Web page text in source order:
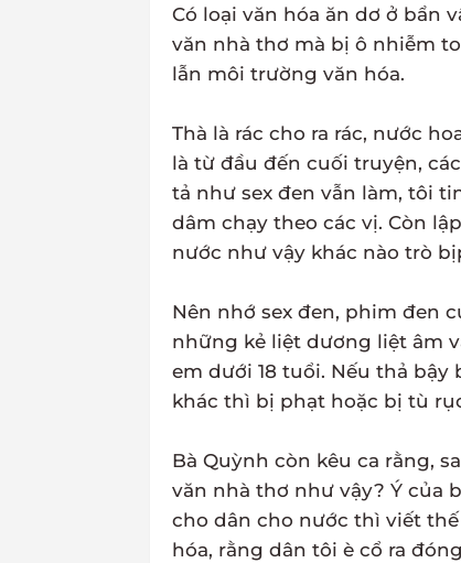
Có loại văn hóa ăn dơ ở bẩn
văn nhà thơ mà bị ô nhiễm
lẫn môi trường văn hóa.
Thà là rác cho ra rác, nước
là từ đầu đến cuối truyện,
tả như sex đen vẫn làm, tôi
dâm chạy theo các vị. Còn
nước như vậy khác nào trò
Nên nhớ sex đen, phim đen
những kẻ liệt dương liệt âm
em dưới 18 tuổi. Nếu thả
khác thì bị phạt hoặc bị tù
Bà Quỳnh còn kêu ca rằng,
văn nhà thơ như vậy? Ý của
cho dân cho nước thì viết
hóa, rằng dân tôi è cổ ra